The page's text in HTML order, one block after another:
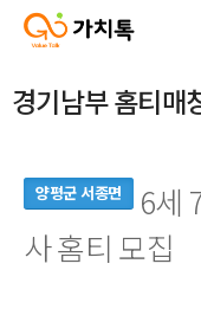
경기남부 홈티매
양평군 서종면
6세
사 홈티 모집